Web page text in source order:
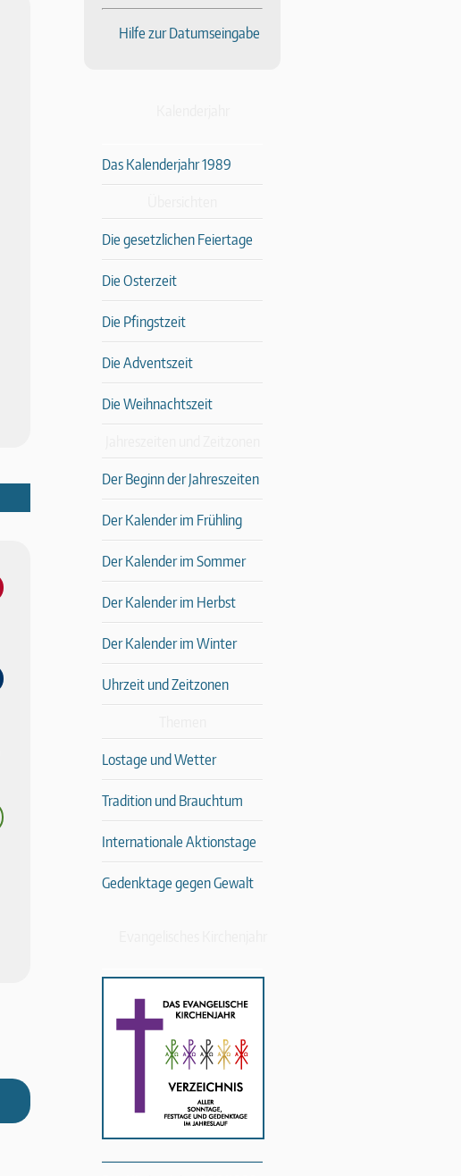
Hilfe zur Datumseingabe
Das Kalenderjahr 1989
Die gesetzlichen Feiertage
Die Osterzeit
Die Pfingstzeit
Die Adventszeit
Die Weihnachtszeit
Der Beginn der Jahreszeiten
Der Kalender im Frühling
Der Kalender im Sommer
Der Kalender im Herbst
Der Kalender im Winter
Uhrzeit und Zeitzonen
Lostage und Wetter
Tradition und Brauchtum
Internationale Aktionstage
Gedenktage gegen Gewalt